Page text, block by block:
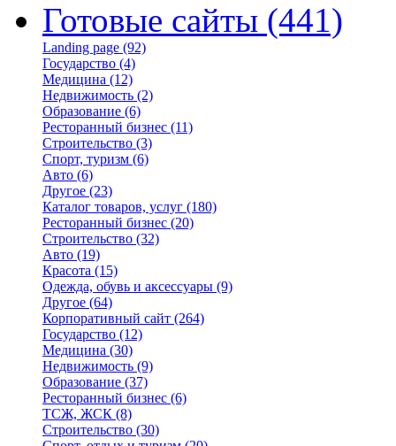
Готовые сайты (441)
Landing page (92)
Государство (4)
Медицина (12)
Недвижимость (2)
Образование (6)
Ресторанный бизнес (11)
Строительство (3)
Спорт, туризм (6)
Авто (6)
Другое (23)
Каталог товаров, услуг (180)
Ресторанный бизнес (20)
Строительство (32)
Авто (19)
Красота (15)
Одежда, обувь и аксессуары (9)
Другое (64)
Корпоративный сайт (264)
Государство (12)
Медицина (30)
Недвижимость (9)
Образование (37)
Ресторанный бизнес (6)
ТСЖ, ЖСК (8)
Строительство (30)